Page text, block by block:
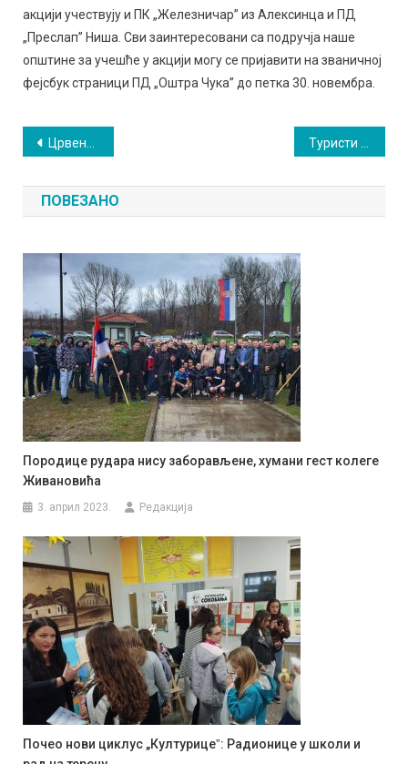
акцији учествују и ПК „Железничар” из Алексинца и ПД
„Преслап” Ниша. Сви заинтересовани са подручја наше
општине за учешће у акцији могу се пријавити на званичној
фејсбук страници ПД „Оштра Чука” до петка 30. новембра.
Кретање
чланка
Црвенило кукуруза
ПОВЕЗАНО
Породице рудара нису заборављене, хумани гест колеге
Живановића
3. април 2023. Редакција
Почео нови циклус „Културицеˮ: Радионице у школи и